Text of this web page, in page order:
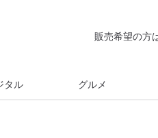
販売希望の方
タル グルメ